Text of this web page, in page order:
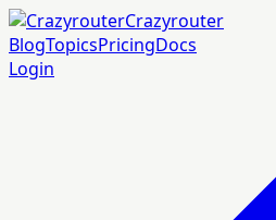
Crazyrouter
BlogTopicsPricingDocs
Login